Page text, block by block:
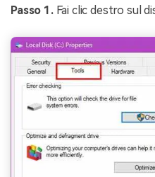
Passo 1.Fai clic destro sul